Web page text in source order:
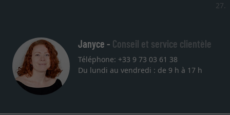
Janyce - Conseil et service clientèle
Téléphone: +33 9 73 03 61 38
Du lundi au vendredi : de 9 h à 17 h